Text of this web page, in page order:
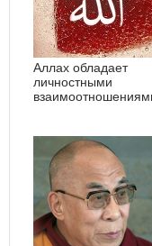
Аллах обладает
личностными